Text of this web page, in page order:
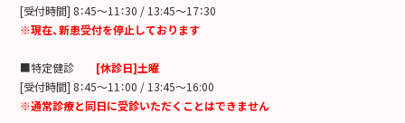
[受付時間] 8：45～11：30 / 13:45～17：30
※現在、新患受付を停止しております
■特定健診 [休診日]土曜
[受付時間] 8：45～11：00 / 13:45～16:00
※通常診療と同日に受診いただくことはできません